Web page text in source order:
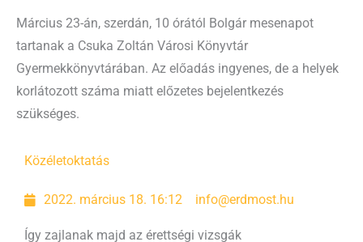
Március 23-án, szerdán, 10 órától Bolgár mesenapot
tartanak a Csuka Zoltán Városi Könyvtár
Gyermekkönyvtárában. Az előadás ingyenes, de a helyek
korlátozott száma miatt előzetes bejelentkezés
szükséges.
Közéletoktatás
2022. március 18. 16:12 info@erdmost.hu
Így zajlanak majd az érettségi vizsgák